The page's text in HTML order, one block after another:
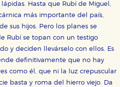
Hasta que Rubí de Miguel,
más importante del país,
sus hijos. Pero los planes se
Rubí se topan con un testigo
y deciden llevárselo con ellos. Es
definitivamente que no hay
como él, que ni la luz crepuscular
basta y roma del hierro viejo. Da
para que nuestro sitio
deshabilitarlas desde
hacerlo desde el
caso es posible que algunas
de funcionar
y analíticas